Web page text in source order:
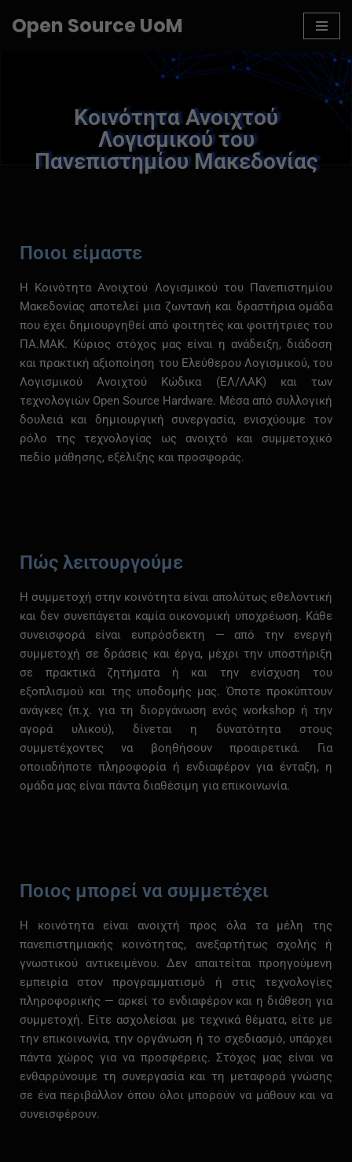
Μεταπηδήστε
Open Source UoM
Κοινότητα Ανοιχτού
Λογισμικού του
Πανεπιστημίου Μακεδονίας
Ποιοι είμαστε
Η ΚοινότηταΑνοιχτού Λογισμικού του Πανεπιστημίου
Μακεδονίας αποτελεί μια ζωντανή και δραστήρια ομάδα
που έχει δημιουργηθεί από φοιτητές και φοιτήτριες του
ΠΑ.ΜΑΚ. Κύριος στόχος μας είναι η ανάδειξη, διάδοση
καιπρακτική αξιοποίηση του Ελεύθερου Λογισμικού,του
ΛογισμικούΑνοιχτού Κώδικα (ΕΛ/ΛΑΚ) καιτων
τεχνολογιών Open Source Hardware. Μέσα από συλλογική
δουλειά και δημιουργικήσυνεργασία, ενισχύουμετον
ρόλοτηςτεχνολογίας ως ανοιχτό καισυμμετοχικό
πεδίο μάθησης, εξέλιξης και προσφοράς.
Πώς λειτουργούμε
Η συμμετοχή στην κοινότητα είναι απολύτως εθελοντική
καιδεν συνεπάγεται καμίαοικονομική υποχρέωση. Κάθε
συνεισφορά είναι ευπρόσδεκτη — απότην ενεργή
συμμετοχή σεδράσεις και έργα, μέχριτην υποστήριξη
σε πρακτικά ζητήματα ή και την ενίσχυσητου
εξοπλισμού και της υποδομής μας. Όποτεπροκύπτουν
ανάγκες (π.χ. γιατη διοργάνωση ενόςworkshop ή την
αγορά υλικού), δίνεται ηδυνατότηταστους
συμμετέχοντεςνα βοηθήσουν προαιρετικά. Για
οποιαδήποτεπληροφορία ή ενδιαφέρονγια ένταξη, η
ομάδα μας είναι πάνταδιαθέσιμη για επικοινωνία.
Ποιος μπορεί να συμμετέχει
Η κοινότητα είναι ανοιχτή προς όλα τα μέλη της
πανεπιστημιακής κοινότητας, ανεξαρτήτως σχολής ή
γνωστικού αντικειμένου. Δεν απαιτείται προηγούμενη
εμπειρίαστονπρογραμματισμό ή στιςτεχνολογίες
πληροφορικής — αρκεί το ενδιαφέρον και ηδιάθεση για
συμμετοχή. Είτε ασχολείσαι με τεχνικά θέματα, είτε με
την επικοινωνία, την οργάνωση ή το σχεδιασμό, υπάρχει
πάντα χώρος για να προσφέρεις.Στόχος μας είναι να
ενθαρρύνουμε τη συνεργασία και τη μεταφορά γνώσης
σε έναπεριβάλλονόπου όλοι μπορούννα μάθουν καινα
συνεισφέρουν.